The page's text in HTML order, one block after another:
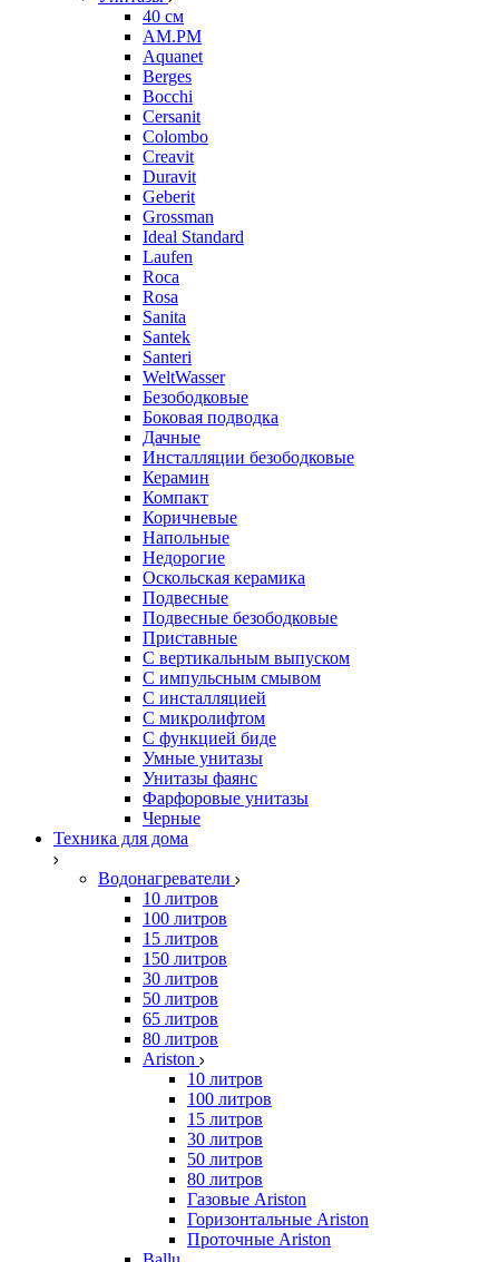
40 см
AM.PM
Aquanet
Berges
Bocchi
Cersanit
Colombo
Creavit
Duravit
Geberit
Grossman
Ideal Standard
Laufen
Roca
Rosa
Sanita
Santek
Santeri
WeltWasser
Безободковые
Боковая подводка
Дачные
Инсталляции безободковые
Керамин
Компакт
Коричневые
Напольные
Недорогие
Оскольская керамика
Подвесные
Подвесные безободковые
Приставные
С вертикальным выпуском
С импульсным смывом
С инсталляцией
С микролифтом
С функцией биде
Умные унитазы
Унитазы фаянс
Фарфоровые унитазы
Черные
Техника для дома
Водонагреватели
10 литров
100 литров
15 литров
150 литров
30 литров
50 литров
65 литров
80 литров
Ariston
10 литров
100 литров
15 литров
30 литров
50 литров
80 литров
Газовые Ariston
Горизонтальные Ariston
Проточные Ariston